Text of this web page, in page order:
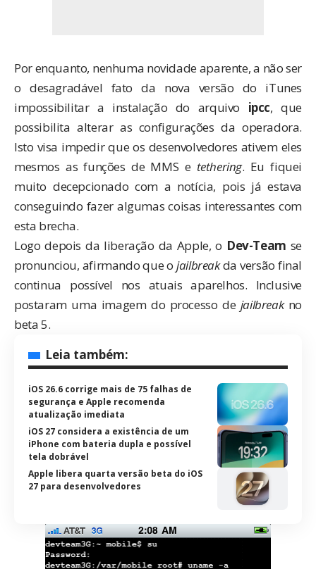
Por enquanto, nenhuma novidade aparente, a não ser
o desagradável fato da nova versão do iTunes
impossibilitar a instalação do arquivo ipcc, que
possibilita alterar as configurações da operadora.
Isto visa impedir que os desenvolvedores ativem eles
mesmos as funções de MMS e tethering. Eu fiquei
muito decepcionado com a notícia, pois já estava
conseguindo fazer algumas coisas interessantes com
esta brecha.
Logo depois da liberação da Apple, o Dev-Team se
pronunciou, afirmando que ojailbreakda versão final
continua possível nos atuais aparelhos. Inclusive
postaram uma imagem do processo de jailbreak no
beta 5.
Leia também:
iOS 26.6 corrige mais de 75 falhas de
segurança e Apple recomenda
atualização imediata
iOS 27 considera a existência de um
iPhone com bateria dupla e possível
tela dobrável
Apple libera quarta versão beta do iOS
27 para desenvolvedores